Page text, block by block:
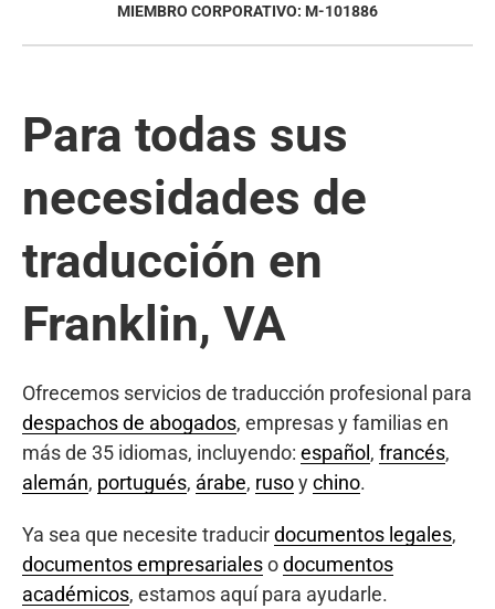
MIEMBRO CORPORATIVO: M-101886
Para todas sus
necesidades de
traducción en
Franklin, VA
Ofrecemos servicios de traducción profesional para
despachos de abogados, empresas y familias en
más de 35 idiomas, incluyendo: español , francés,
alemán, portugués, árabe, rusoychino.
Ya sea que necesite traducirdocumentos legales,
documentos empresarialesodocumentos
académicos, estamos aquí para ayudarle.